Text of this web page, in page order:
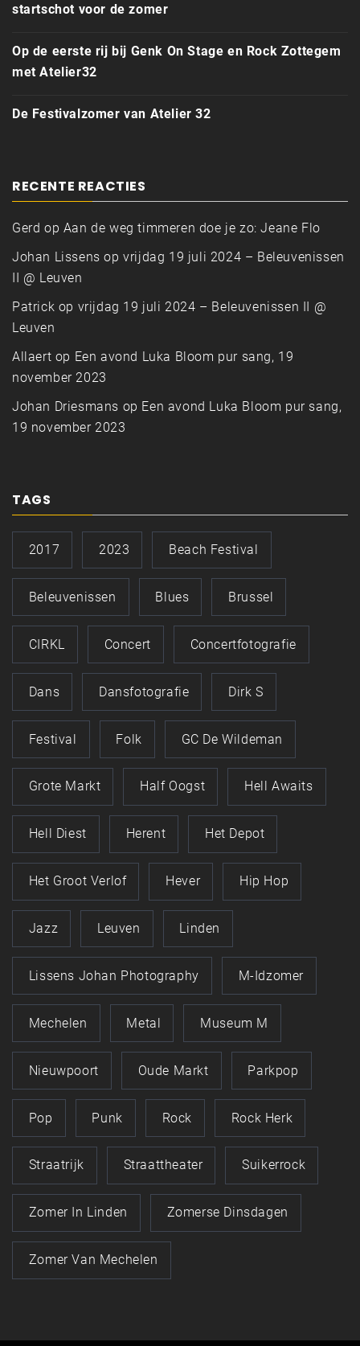
startschot voor de zomer
Op de eerste rij bij Genk On Stage en Rock Zottegem
met Atelier32
De Festivalzomer van Atelier 32
RECENTE REACTIES
Gerd op Aan de weg timmeren doe je zo: Jeane Flo
Johan Lissens opvrijdag 19 juli 2024 – Beleuvenissen
II @ Leuven
Patrick op vrijdag 19 juli 2024 – Beleuvenissen II @
Leuven
Allaert op Een avond Luka Bloom pur sang, 19
november 2023
Johan Driesmans op Een avond Luka Bloom pur sang,
19 november 2023
TAGS
2017 2023 Beach Festival
Beleuvenissen Blues Brussel
CIRKL Concert Concertfotografie
Dans Dansfotografie Dirk S
Festival Folk GC De Wildeman
Grote Markt Half Oogst Hell Awaits
Hell Diest Herent Het Depot
Het Groot Verlof Hever Hip Hop
Jazz Leuven Linden
Lissens Johan Photography M-Idzomer
Mechelen Metal Museum M
Nieuwpoort Oude Markt Parkpop
Pop Punk Rock Rock Herk
Straatrijk Straattheater Suikerrock
Zomer In Linden Zomerse Dinsdagen
Zomer Van Mechelen